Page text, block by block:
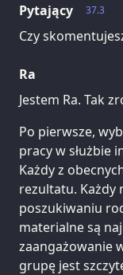
37.3
Pytający
Czy
Ra
Jestem Ra. Tak
Po pierwsze,
pracy w służbie
Każdy z
rezultatu. Każdy
poszukiwaniu
materialne są
zaangażowanie
grupę jest